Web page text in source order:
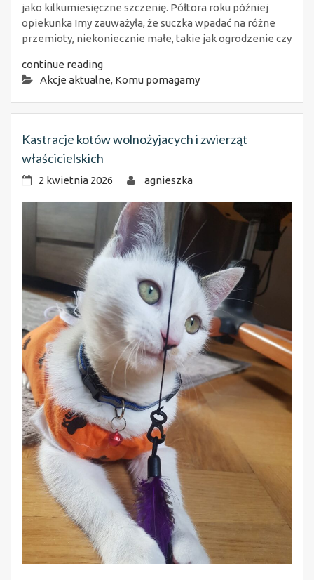
jako kilkumiesięczne szczenię. Półtora roku później
opiekunka Imy zauważyła, że suczka wpadać na różne
przemioty, niekoniecznie małe, takie jak ogrodzenie czy
continue reading
Akcje aktualne, Komu pomagamy
Kastracje kotów wolnożyjacych i zwierząt
właścicielskich
2 kwietnia 2026 agnieszka